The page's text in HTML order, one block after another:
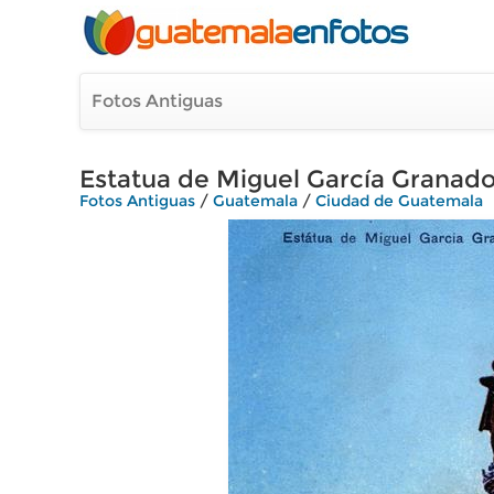
Fotos Antiguas
Estatua de Miguel García
Fotos Antiguas / Guatemala / Ciudad de Guatemala